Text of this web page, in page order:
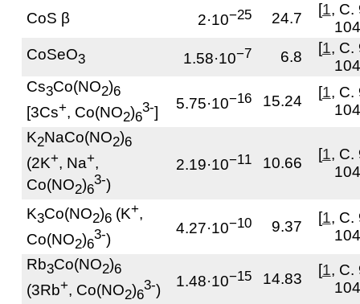
CoS β
2·10−25 24.7
[1, С.
CoSeO3 1.58·10−7 6.8
[1, С.
Cs3Co(NO2)6
[3Cs+, Co(NO2)6
3-]
5.75·10−16 15.24
[1, С.
K2NaCo(NO2)6
(2K+, Na+,
Co(NO2)6
3-)
2.19·10−11 10.66
[1, С.
K3Co(NO2)6 (K+,
Co(NO2)6
3-)
4.27·10−10 9.37
[1, С.
Rb3Co(NO2)6
(3Rb+, Co(NO2)6
3-)
1.48·10−15 14.83
[1, С.